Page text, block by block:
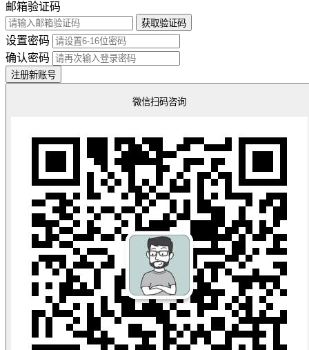
邮箱验证码
获取验证码
设置密码
确认密码
注册新账号
微信扫码咨询